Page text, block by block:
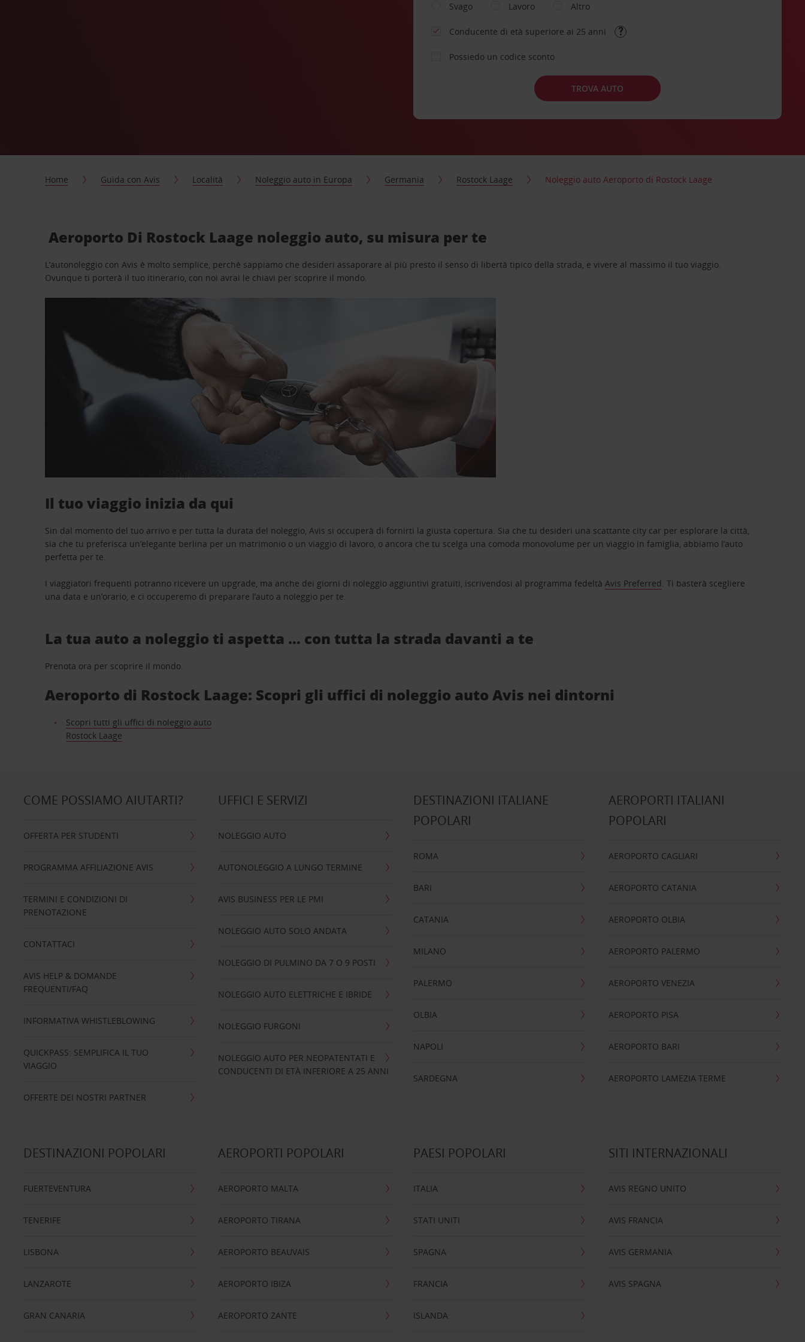
Svago
Lavoro Altro
Conducente di età superiore ai 25 anni
Possiedo un codice sconto
TROVA AUTO
Home Guida con Avis Località Noleggio auto in Europa Germania Rostock Laage Noleggio auto Aeroporto di Rostock Laage
Aeroporto Di Rostock Laage noleggio auto, su misura per te
L’autonoleggio con Avis è molto semplice, perchè sappiamo che desideri assaporare al più presto il senso di libertà tipico della strada, e vivere al massimo il tuo viaggio.
Ovunque ti porterà il tuo itinerario, con noi avrai le chiavi per scoprire il mondo.
Il tuo viaggio inizia da qui
Sin dal momento del tuo arrivo e per tutta la durata del noleggio, Avis si occuperà di fornirti la giusta copertura. Sia che tu desideri una scattante city car per esplorare la città,
sia che tu preferisca un’elegante berlina per un matrimonio o un viaggio di lavoro, o ancora che tu scelga una comoda monovolume per un viaggio in famiglia, abbiamo l’auto
perfetta per te.
I viaggiatori frequenti potranno ricevere un upgrade, ma anche dei giorni di noleggio aggiuntivi gratuiti, iscrivendosi al programma fedeltàAvis Preferred. Ti basterà scegliere
una data e un’orario, e ci occuperemo di preparare l’auto a noleggio per te.
La tua auto a noleggio ti aspetta … con tutta la strada davanti a te
Prenota ora per scoprire il mondo.
Aeroporto di Rostock Laage: Scopri gli uffici di noleggio auto Avis nei dintorni
Scopri tutti gli uffici di noleggio auto
Rostock Laage
COME POSSIAMO AIUTARTI?
OFFERTA PER STUDENTI
PROGRAMMA AFFILIAZIONE AVIS
TERMINI E CONDIZIONI DI
PRENOTAZIONE
CONTATTACI
AVIS HELP & DOMANDE
FREQUENTI/FAQ
INFORMATIVA WHISTLEBLOWING
QUICKPASS: SEMPLIFICA IL TUO
VIAGGIO
OFFERTE DEI NOSTRI PARTNER
UFFICI E SERVIZI
NOLEGGIO AUTO
AUTONOLEGGIO A LUNGO TERMINE
AVIS BUSINESS PER LE PMI
NOLEGGIO AUTO SOLO ANDATA
NOLEGGIO DI PULMINO DA 7 O 9 POSTI
NOLEGGIO AUTO ELETTRICHE E IBRIDE
NOLEGGIO FURGONI
NOLEGGIO AUTO PER NEOPATENTATI E
CONDUCENTI DI ETÀ INFERIORE A 25 ANNI
DESTINAZIONI ITALIANE
POPOLARI
ROMA
BARI
CATANIA
MILANO
PALERMO
OLBIA
NAPOLI
SARDEGNA
AEROPORTI ITALIANI
POPOLARI
AEROPORTO CAGLIARI
AEROPORTO CATANIA
AEROPORTO OLBIA
AEROPORTO PALERMO
AEROPORTO VENEZIA
AEROPORTO PISA
AEROPORTO BARI
AEROPORTO LAMEZIA TERME
DESTINAZIONI POPOLARI
FUERTEVENTURA
TENERIFE
LISBONA
LANZAROTE
GRAN CANARIA
AEROPORTI POPOLARI
AEROPORTO MALTA
AEROPORTO TIRANA
AEROPORTO BEAUVAIS
AEROPORTO IBIZA
AEROPORTO ZANTE
PAESI POPOLARI
ITALIA
STATI UNITI
SPAGNA
FRANCIA
ISLANDA
SITI INTERNAZIONALI
AVIS REGNO UNITO
AVIS FRANCIA
AVIS GERMANIA
AVIS SPAGNA